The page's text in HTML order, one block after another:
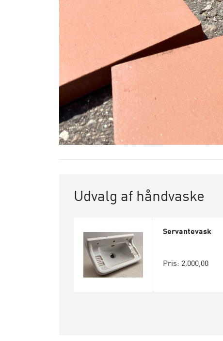
Udvalg af håndvaske
Servantevask
Pris: 2.000,00